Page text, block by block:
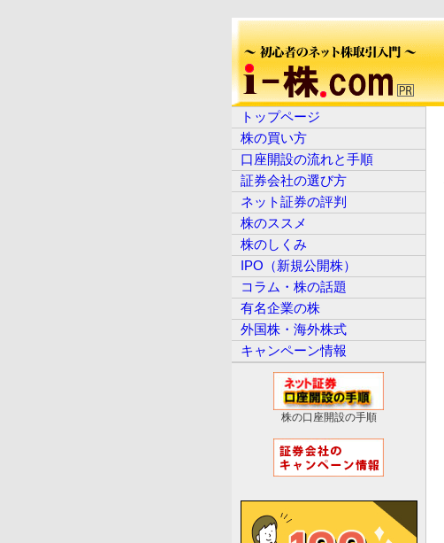
トップページ
株の買い方
口座開設の流れと手順
証券会社の選び方
ネット証券の評判
株のススメ
株のしくみ
IPO（新規公開株）
コラム・株の話題
有名企業の株
外国株・海外株式
キャンペーン情報
株の口座開設の手順